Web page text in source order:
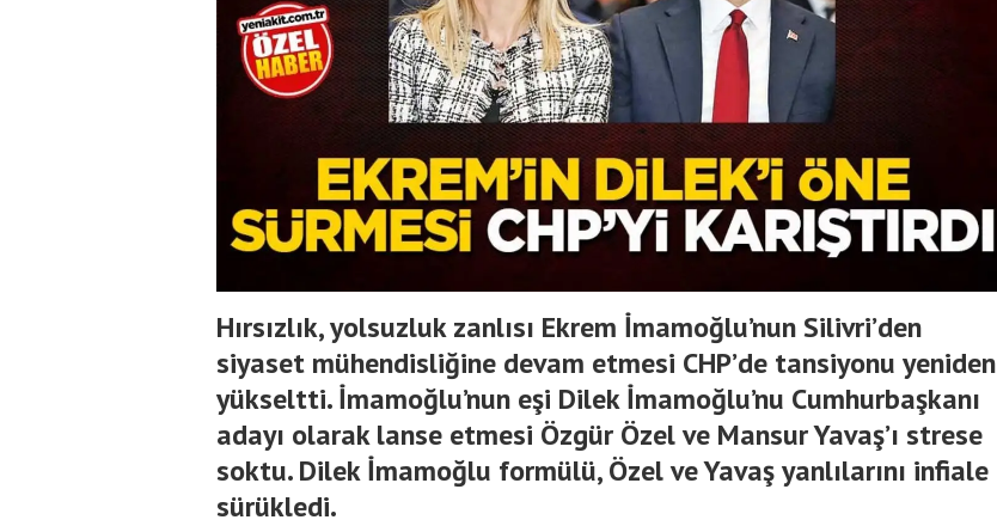
Hırsızlık, yolsuzluk zanlısı Ekrem İmamoğlu’nun Silivri’den
siyaset mühendisliğine devam etmesi CHP’de tansiyonu yeniden
yükseltti. İmamoğlu’nun eşi Dilek İmamoğlu’nu Cumhurbaşkanı
adayı olarak lanse etmesi Özgür Özel ve Mansur Yavaş’ı strese
soktu. Dilek İmamoğlu formülü, Özel ve Yavaş yanlılarını infiale
sürükledi.